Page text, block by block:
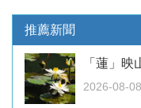
推薦新聞
「蓮」
2026-08-